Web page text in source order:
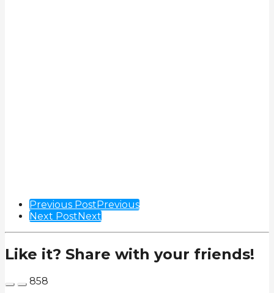
Post
Pagination
Previous Post Previous
Next Post Next
Like it? Share with your friends!
858